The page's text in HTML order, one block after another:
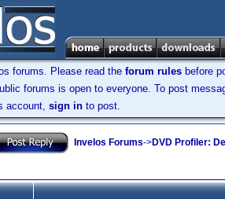
forums. Please read the forum rules before
forums is open to everyone. To post
account, sign in to post.
Invelos Forums->DVD Profiler: